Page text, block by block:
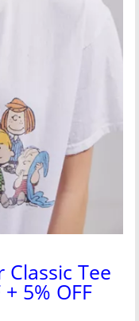
Classic Tee
5% OFF